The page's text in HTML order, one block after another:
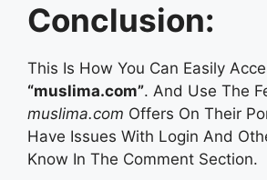
Conclusion:
This Is How You Can Easily
“muslima.com”. And Use The
muslima.com Offers On Their
Have Issues With Login And
Know In The Comment Section.